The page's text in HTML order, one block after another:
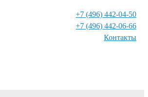
+7 (496) 442-04-50
+7 (496) 442-06-66
Контакты⁠